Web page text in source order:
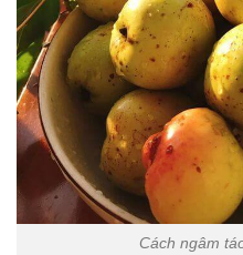
Cách ngâm